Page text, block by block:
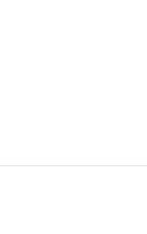
Especialistas em